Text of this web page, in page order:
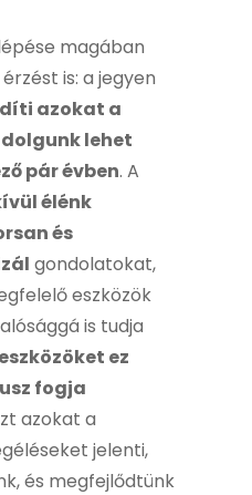
magában
is: a jegyen
azokat a
lehet
pár évben. A
élénk
és
gondolatokat,
eszközök
is tudja
eszközöket ez
fogja
azokat a
jelenti,
és megfejlődtünk